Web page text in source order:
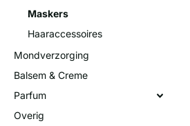
Maskers
Haaraccessoires
Mondverzorging
Balsem & Creme
Parfum
Overig